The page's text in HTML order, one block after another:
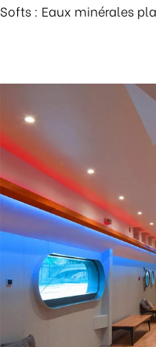
Softs : Eaux minérales